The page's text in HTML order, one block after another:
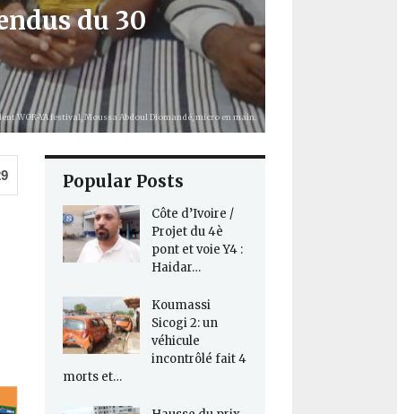
du 30
WOR-YA festival, Moussa Abdoul Diomandé, micro en main.
Popular Posts
Côte d’Ivoire /
Projet du 4è
pont et voie Y4 :
Haidar…
Koumassi
Sicogi 2: un
véhicule
incontrôlé fait 4
morts et…